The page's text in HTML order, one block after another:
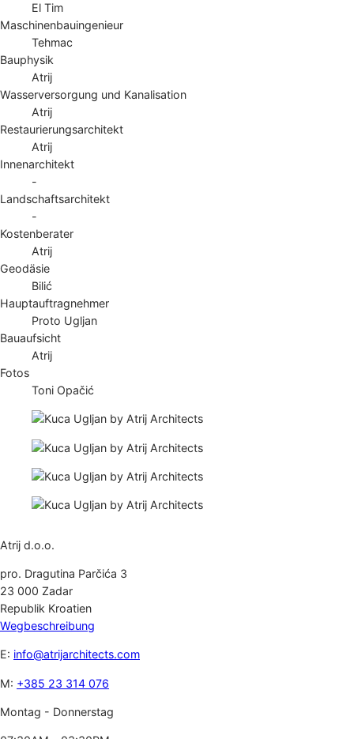
El Tim
Maschinenbauingenieur
Tehmac
Bauphysik
Atrij
Wasserversorgung und Kanalisation
Atrij
Restaurierungsarchitekt
Atrij
Innenarchitekt
-
Landschaftsarchitekt
-
Kostenberater
Atrij
Geodäsie
Bilić
Hauptauftragnehmer
Proto Ugljan
Bauaufsicht
Atrij
Fotos
Toni Opačić
Atrij d.o.o.
pro. Dragutina Parčića 3
23 000 Zadar
Republik Kroatien
Wegbeschreibung
E: info@atrijarchitects.com
M: +385 23 314 076
Montag - Donnerstag